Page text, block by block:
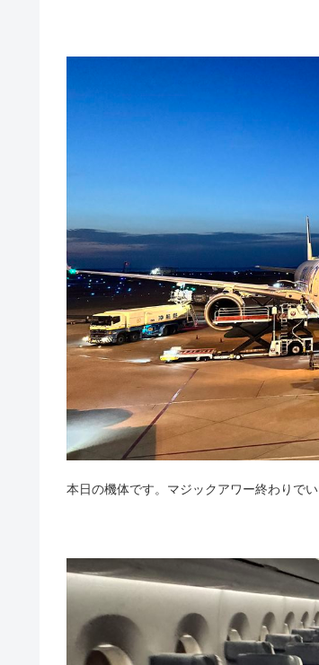
本日の機体です。マジックアワー終わりでい